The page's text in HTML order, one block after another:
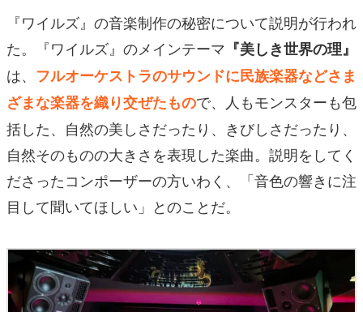
『ワイルズ』の音楽制作の秘密について説明が行われ
た。『ワイルズ』のメインテーマ 『美しき世界の理』
は、 フルオーケストラのサウンドに民族楽器などさま
ざまな楽器を織り交ぜたもので、人もモンスターも包
括した、自然の美しさだったり、きびしさだったり、
自然そのものの大きさを表現した楽曲。説明をしてく
ださったコンポーザーの方いわく、「音色の響きに注
目して聞いてほしい」とのことだ。